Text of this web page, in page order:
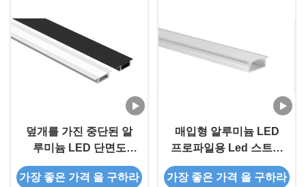
덮개를 가진 중단된 알
루미늄 LED 단면도
6063 T5는 알루미늄 수
로를 지도했습니다
가장 좋은 가격 을 구하라
매입형 알루미늄 LED
프로파일용 Led 스트립
알루미늄 프로파일
가장 좋은 가격 을 구하라